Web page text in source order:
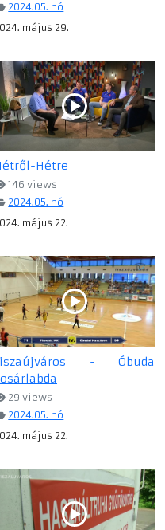
2024.05. hó
május 29.
Hétre
146 views
2024.05. hó
május 22.
- Óbuda
29 views
2024.05. hó
május 22.